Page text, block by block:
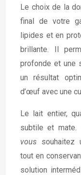
Le choix de la
final de votre
lipides et en
brillante. Il
profonde et une
un résultat
d’œuf avec une
Le lait entier,
subtile et mate.
vous souhaitez
tout en
solution